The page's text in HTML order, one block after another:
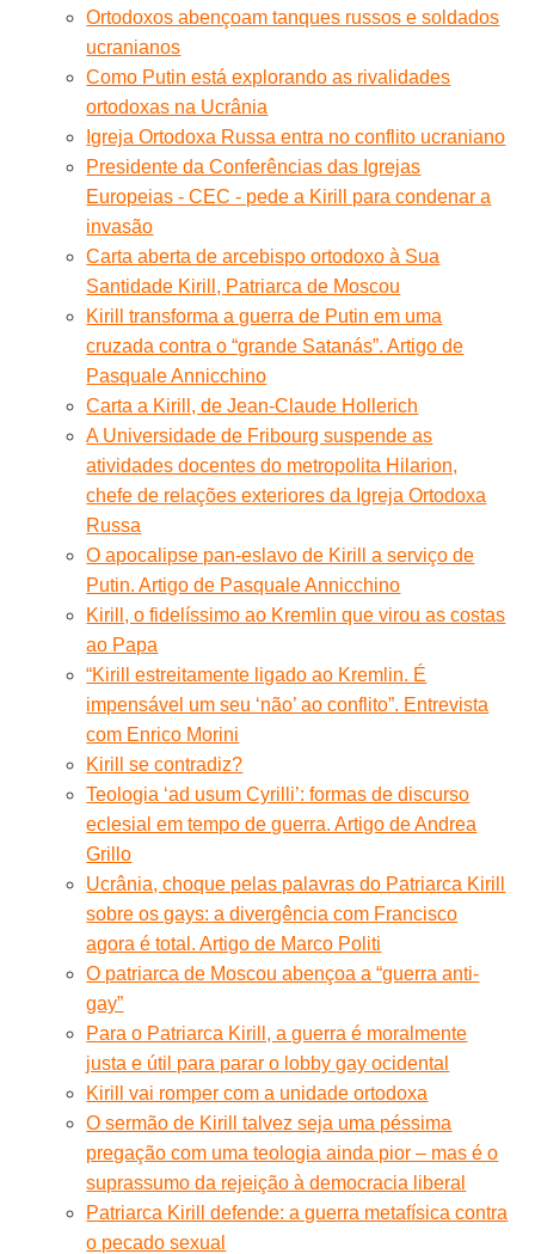
Ortodoxos abençoam tanques russos e soldados
ucranianos
Como Putin está explorando as rivalidades
ortodoxas na Ucrânia
Igreja Ortodoxa Russa entra no conflito ucraniano
Presidente da Conferências das Igrejas
Europeias - CEC - pede a Kirill para condenar a
invasão
Carta aberta de arcebispo ortodoxo à Sua
Santidade Kirill, Patriarca de Moscou
Kirill transforma a guerra de Putin em uma
cruzada contra o “grande Satanás”. Artigo de
Pasquale Annicchino
Carta a Kirill, de Jean-Claude Hollerich
A Universidade de Fribourg suspende as
atividades docentes do metropolita Hilarion,
chefe de relações exteriores da Igreja Ortodoxa
Russa
O apocalipse pan-eslavo de Kirill a serviço de
Putin. Artigo de Pasquale Annicchino
Kirill, o fidelíssimo ao Kremlin que virou as costas
ao Papa
“Kirill estreitamente ligado ao Kremlin. É
impensável um seu ‘não’ ao conflito”. Entrevista
com Enrico Morini
Kirill se contradiz?
Teologia ‘ad usum Cyrilli’: formas de discurso
eclesial em tempo de guerra. Artigo de Andrea
Grillo
Ucrânia, choque pelas palavras do Patriarca Kirill
sobre os gays: a divergência com Francisco
agora é total. Artigo de Marco Politi
O patriarca de Moscou abençoa a “guerra anti-
gay”
Para o Patriarca Kirill, a guerra é moralmente
justa e útil para parar o lobby gay ocidental
Kirill vai romper com a unidade ortodoxa
O sermão de Kirill talvez seja uma péssima
pregação com uma teologia ainda pior – mas é o
suprassumo da rejeição à democracia liberal
Patriarca Kirill defende: a guerra metafísica contra
o pecado sexual